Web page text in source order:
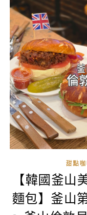
甜點
【韓國釜山
麵包】釜山